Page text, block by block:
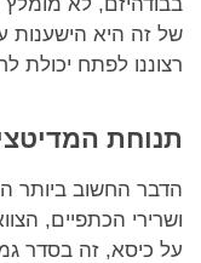
של זה היא הישענות
רצוננו לפתח יכולת
תנוחת
הדבר החשוב ביותר
ושרירי הכתפיים,
על כיסא, זה בסדר